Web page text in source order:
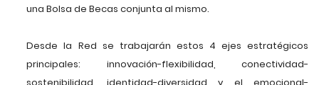
una Bolsa de Becas conjunta al mismo.
Desde la Red se trabajarán estos 4 ejes estratégicos
principales: innovación-flexibilidad, conectividad-